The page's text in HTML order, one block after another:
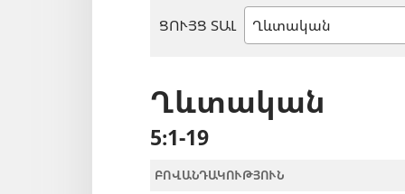
ՑՈՒՅՑ ՏԱԼ
Աստվածաշնչյան
Ղևտական
5։1-19
ԲՈՎԱՆԴԱԿՈՒԹՅՈՒՆ